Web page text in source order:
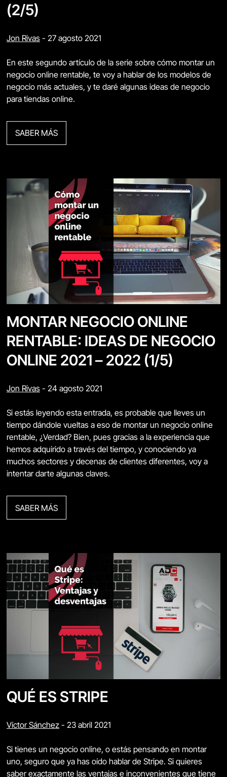
(2/5)
Jon Rivas - 27 agosto 2021
En este segundo artículo de la serie sobre cómo montar un
negocio online rentable, te voy a hablar de los modelos de
negocio más actuales, y te daré algunas ideas de negocio
para tiendas online.
SABER MÁS
MONTAR NEGOCIO ONLINE
RENTABLE: IDEAS DE NEGOCIO
ONLINE 2021 – 2022 (1/5)
Jon Rivas - 24 agosto 2021
Si estás leyendo esta entrada, es probable que lleves un
tiempo dándole vueltas a eso de montar un negocio online
rentable, ¿Verdad? Bien, pues gracias a la experiencia que
hemos adquirido a través del tiempo, y conociendo ya
muchos sectores y decenas de clientes diferentes, voy a
intentar darte algunas claves.
SABER MÁS
QUÉ ES STRIPE
Víctor Sánchez - 23 abril 2021
Si tienes un negocio online, o estás pensando en montar
uno, seguro que ya has oído hablar de Stripe. Si quieres
saber exactamente las ventajas e inconvenientes que tiene